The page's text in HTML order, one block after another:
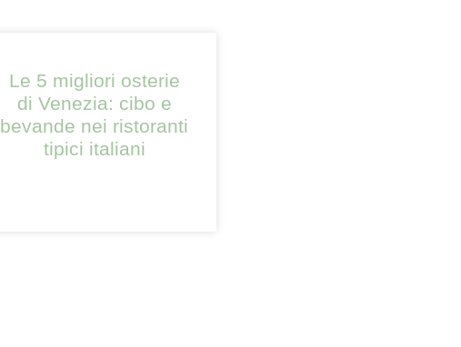
Le 5 migliori osterie
di Venezia: cibo e
bevande nei ristoranti
tipici italiani